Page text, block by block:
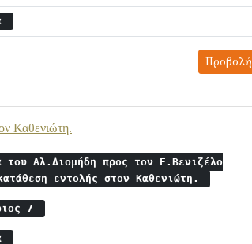
Προβολή
Καθενιώτη.
του Αλ.Διομήδη προς τον Ε.Βενιζέλο
εντολής στον Καθενιώτη.
7